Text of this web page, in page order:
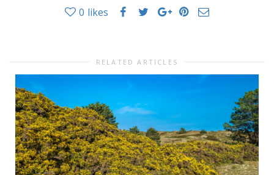
0 likes
RELATED ARTICLES